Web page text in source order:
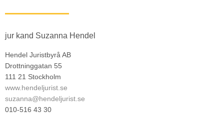
jur kand Suzanna Hendel
Hendel Juristbyrå AB
Drottninggatan 55
111 21 Stockholm
www.hendeljurist.se
suzanna@hendeljurist.se
010-516 43 30